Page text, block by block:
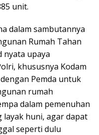
unit.
dalam sambutannya
Rumah Tahan
nyata upaya
khususnya Kodam
Pemda untuk
rumah
dalam pemenuhan
huni, agar dapat
seperti dulu